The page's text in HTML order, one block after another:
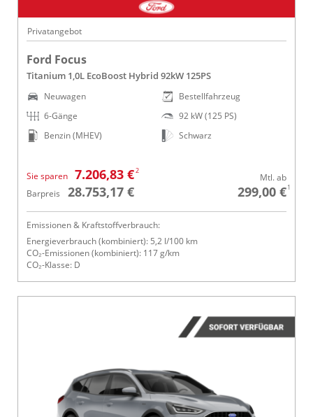
Privatangebot
Ford Focus
Titanium 1,0L EcoBoost Hybrid 92kW 125PS
Neuwagen
6-Gänge
Benzin (MHEV)
Bestellfahrzeug
92 kW (125 PS)
Schwarz
Sie sparen 7.206,83 €2
Barpreis 28.753,17 €
Mtl. ab
299,00 €1
Emissionen & Kraftstoffverbrauch:
Energieverbrauch (kombiniert): 5,2 l/100 km
CO₂-Emissionen (kombiniert): 117 g/km
CO₂-Klasse: D